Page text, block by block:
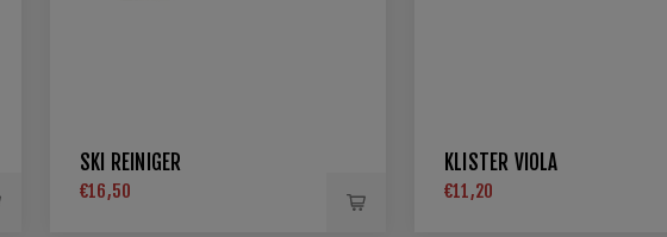
SKI REINIGER
€16,50
KLISTER VIOLA
€11,20